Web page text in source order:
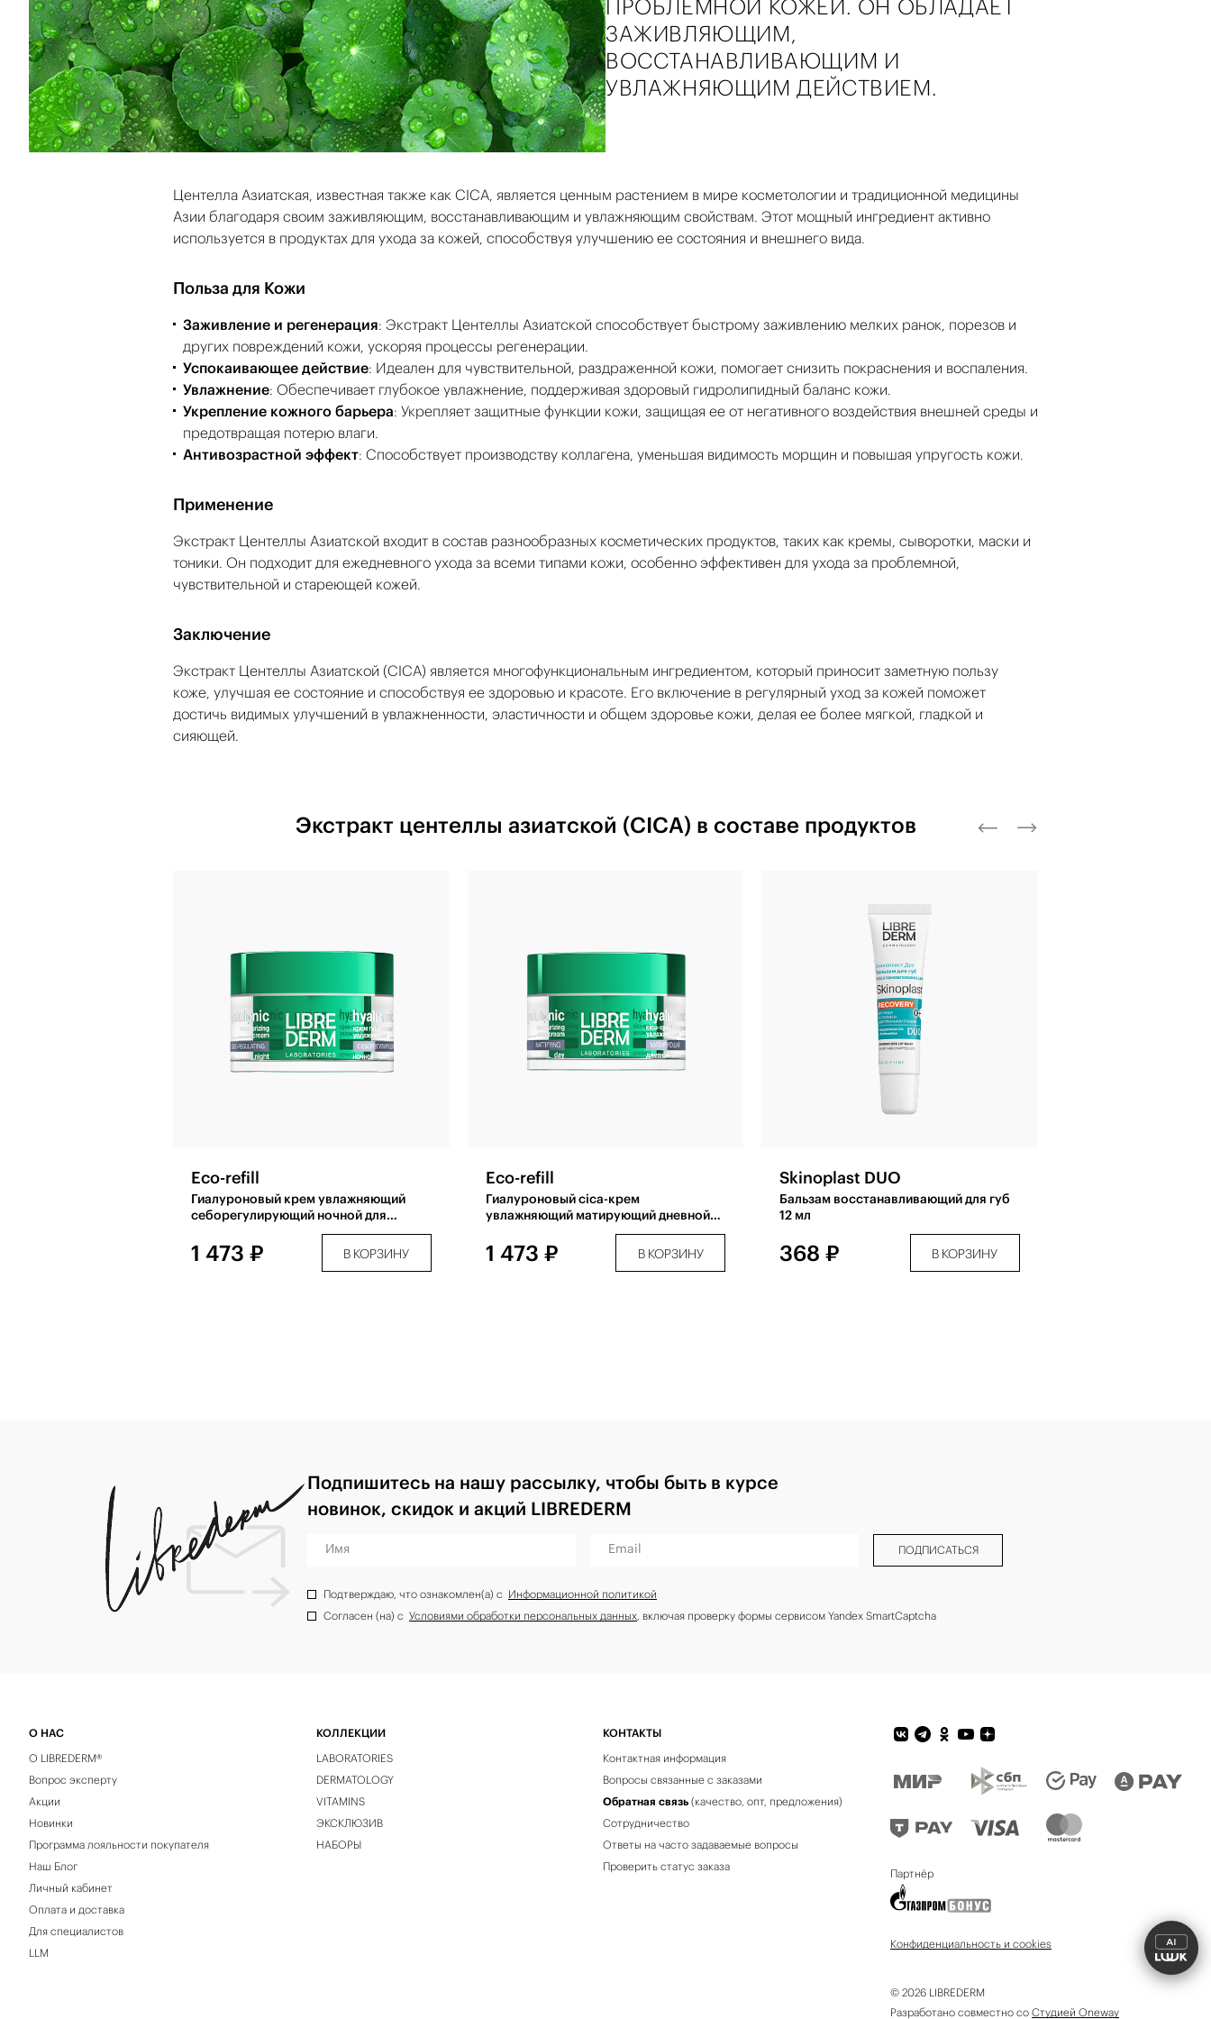
ПРОБЛЕМНОЙ КОЖЕЙ. ОН ОБЛАДАЕТ
ЗАЖИВЛЯЮЩИМ,
ВОССТАНАВЛИВАЮЩИМ И
УВЛАЖНЯЮЩИМ ДЕЙСТВИЕМ.
Центелла Азиатская, известная также как CICA, является ценным растением в мире косметологии и традиционной медицины
Азии благодаря своим заживляющим, восстанавливающим и увлажняющим свойствам. Этот мощный ингредиент активно
используется в продуктах для ухода за кожей, способствуя улучшению ее состояния и внешнего вида.
Польза для Кожи
Заживление и регенерация: Экстракт Центеллы Азиатской способствует быстрому заживлению мелких ранок, порезов и
других повреждений кожи, ускоряя процессы регенерации.
Успокаивающее действие: Идеален для чувствительной, раздраженной кожи, помогает снизить покраснения и воспаления.
Увлажнение: Обеспечивает глубокое увлажнение, поддерживая здоровый гидролипидный баланс кожи.
Укрепление кожного барьера: Укрепляет защитные функции кожи, защищая ее от негативного воздействия внешней среды и
предотвращая потерю влаги.
Антивозрастной эффект: Способствует производству коллагена, уменьшая видимость морщин и повышая упругость кожи.
Применение
Экстракт Центеллы Азиатской входит в состав разнообразных косметических продуктов, таких как кремы, сыворотки, маски и
тоники. Он подходит для ежедневного ухода за всеми типами кожи, особенно эффективен для ухода за проблемной,
чувствительной и стареющей кожей.
Заключение
Экстракт Центеллы Азиатской (CICA) является многофункциональным ингредиентом, который приносит заметную пользу
коже, улучшая ее состояние и способствуя ее здоровью и красоте. Его включение в регулярный уход за кожей поможет
достичь видимых улучшений в увлажненности, эластичности и общем здоровье кожи, делая ее более мягкой, гладкой и
сияющей.
Экстракт центеллы азиатской (CICA) в составе продуктов
Eco-refill
Гиалуроновый крем увлажняющий
себорегулирующий ночной для
1 473 ₽ В КОРЗИНУ
Eco-refill
Гиалуроновый cica-крем
увлажняющий матирующий дневной
для жирной кожи 50 мл
1 473 ₽ В КОРЗИНУ
Skinoplast DUO
Бальзам восстанавливающий для губ
12 мл
368 ₽ В КОРЗИНУ
Подпишитесь на нашу рассылку, чтобы быть в курсе
новинок, скидок и акций LIBREDERM
Имя Email ПОДПИСАТЬСЯ
Подтверждаю, что ознакомлен(а) с Информационной политикой
Согласен (на) с Условиями обработки персональных данных, включая проверку формы сервисом Yandex SmartCaptcha
О НАС
О LIBREDERM®
Вопрос эксперту
Акции
Новинки
Программа лояльности покупателя
Наш Блог
Личный кабинет
Оплата и доставка
Для специалистов
LLM
КОЛЛЕКЦИИ
LABORATORIES
DERMATOLOGY
VITAMINS
ЭКСКЛЮЗИВ
НАБОРЫ
КОНТАКТЫ
Контактная информация
Вопросы связанные с заказами
Обратная связь (качество, опт, предложения)
Сотрудничество
Ответы на часто задаваемые вопросы
Проверить статус заказа
Партнёр
Конфиденциальность и cookies
© 2026 LIBREDERM
Разработано совместно со Студией Oneway